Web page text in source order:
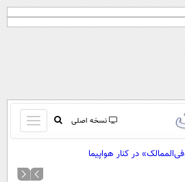
نسخه اصلی
باز
و
کردن
صفحه اولدر کنار هواپیما